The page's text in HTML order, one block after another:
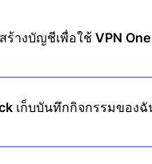
ร้างบัญชีเพื่อใช้ VPN
ลดแอป แตะเพื่อเชื่อมต่อ แล
เก็บบันทึกกิจกรรมของ
นโยบายไม่บันทึกข้อมูลอย่าง